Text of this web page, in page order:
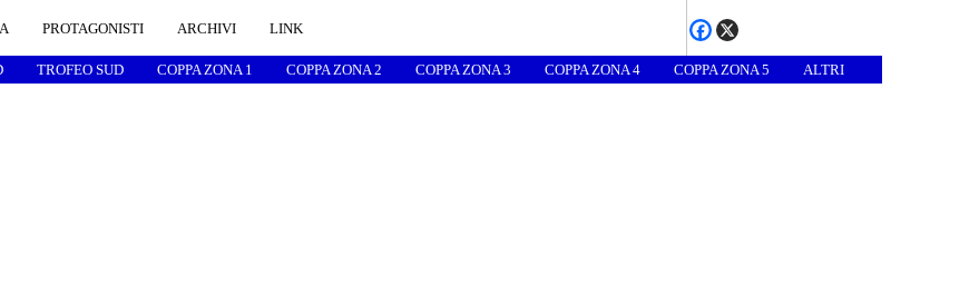
PROTAGONISTI ARCHIVI LINK
TROFEO SUD COPPA ZONA 1 COPPA ZONA 2 COPPA ZONA 3 COPPA ZONA 4 COPPA ZONA 5 ALTRI